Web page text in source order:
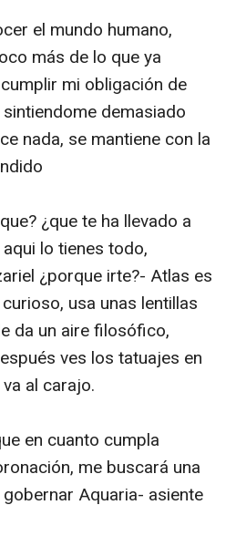
el mundo humano,
más de lo que ya
mi obligación de
demasiado
nada, se mantiene con la
¿que te ha llevado a
lo tienes todo,
¿porque irte?- Atlas es
usa unas lentillas
da un aire filosófico,
ves los tatuajes en
al carajo.
en cuanto cumpla
me buscará una
Aquaria- asiente